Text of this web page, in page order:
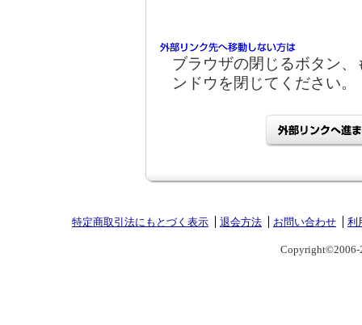
ブラウザの閉じるボタン
ンドウを閉じてください。
特定商取引法にもとづく表示 退会方法 お問い合わせ 利
Copyright©2006-